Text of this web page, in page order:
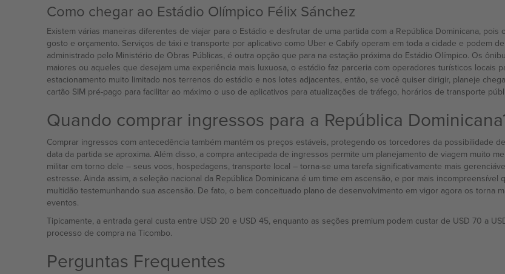
Como chegar ao Estádio Olímpico Félix Sánchez
Existem várias maneiras diferentes de viajar para o Estádio e desfrutar de uma partida com a República Dominicana,
gosto e orçamento. Serviços de táxi e transporte por aplicativo como Uber e Cabify operam em toda a cidade e podem
administrado pelo Ministério de Obras Públicas, é outra opção que para na estação próxima do Estádio Olímpico. Os
maiores ou aqueles que desejam uma experiência mais luxuosa, o estádio faz parceria com operadores turísticos locais
estacionamento muito limitado nos terrenos do estádio e nos lotes adjacentes, então, se você quiser dirigir, planeje
cartão SIM pré-pago para facilitar ao máximo o uso de aplicativos para atualizações de tráfego, horários de transporte
Quando comprar ingressos para a República
Comprar ingressos com antecedência também mantém os preços estáveis, protegendo os torcedores da possibilidade
data da partida se aproxima. Além disso, a compra antecipada de ingressos permite um planejamento de viagem muito
militar em torno dele – seus voos, hospedagens, transporte local – torna-se uma tarefa significativamente mais
estresse. Ainda assim, a seleção nacional da República Dominicana é um time em ascensão, e por mais
multidão testemunhando sua ascensão. De fato, o bem conceituado plano de desenvolvimento em vigor agora os torna
eventos.
Tipicamente, a entrada geral custa entre USD 20 e USD 45, enquanto as seções premium podem custar de USD 70 a
processo de compra na Ticombo.
Perguntas Frequentes